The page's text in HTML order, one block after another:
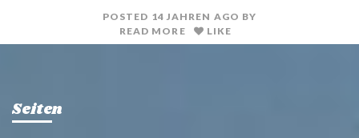
POSTED 14 JAHREN AGO BY
READ MORE
LIKE
Seiten